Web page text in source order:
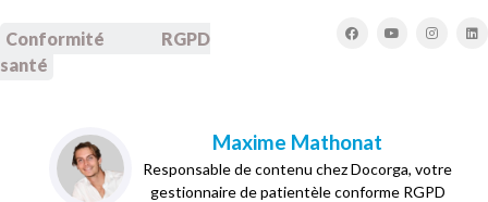
Conformité RGPD
santé
Maxime Mathonat
Responsable de contenu chez Docorga, votre
gestionnaire de patientèle conforme RGPD